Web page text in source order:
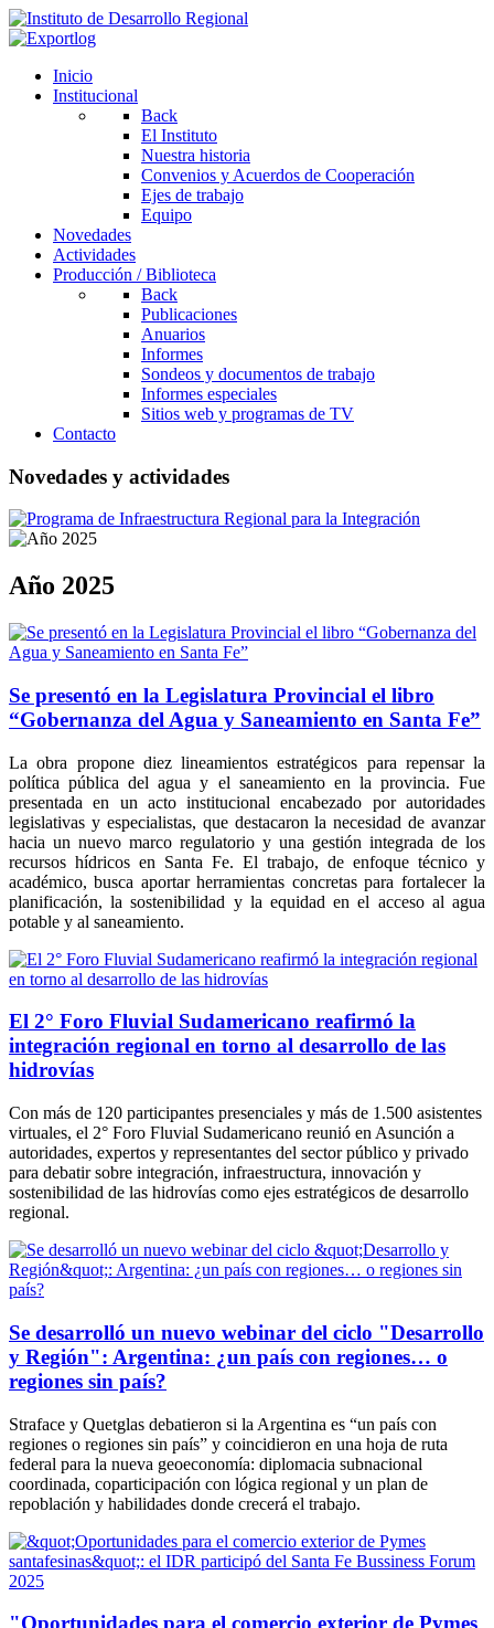
Inicio
Institucional
Back
El Instituto
Nuestra historia
Convenios y Acuerdos de Cooperación
Ejes de trabajo
Equipo
Novedades
Actividades
Producción / Biblioteca
Back
Publicaciones
Anuarios
Informes
Sondeos y documentos de trabajo
Informes especiales
Sitios web y programas de TV
Contacto
Novedades y actividades
Año 2025
Se presentó en la Legislatura Provincial el libro
“Gobernanza del Agua y Saneamiento en Santa Fe”
La obra propone diez lineamientos estratégicos para repensar la
política pública del agua y el saneamiento en la provincia. Fue
presentada en un acto institucional encabezado por autoridades
legislativas y especialistas, que destacaron la necesidad de avanzar
hacia un nuevo marco regulatorio y una gestión integrada de los
recursos hídricos en Santa Fe. El trabajo, de enfoque técnico y
académico, busca aportar herramientas concretas para fortalecer la
planificación, la sostenibilidad y la equidad en el acceso al agua
potable y al saneamiento.
El 2° Foro Fluvial Sudamericano reafirmó la
integración regional en torno al desarrollo de las
hidrovías
Con más de 120 participantes presenciales y más de 1.500 asistentes
virtuales, el 2° Foro Fluvial Sudamericano reunió en Asunción a
autoridades, expertos y representantes del sector público y privado
para debatir sobre integración, infraestructura, innovación y
sostenibilidad de las hidrovías como ejes estratégicos de desarrollo
regional.
Se desarrolló un nuevo webinar del ciclo "Desarrollo
y Región": Argentina: ¿un país con regiones… o
regiones sin país?
Straface y Quetglas debatieron si la Argentina es “un país con
regiones o regiones sin país” y coincidieron en una hoja de ruta
federal para la nueva geoeconomía: diplomacia subnacional
coordinada, coparticipación con lógica regional y un plan de
repoblación y habilidades donde crecerá el trabajo.
"Oportunidades para el comercio exterior de Pymes